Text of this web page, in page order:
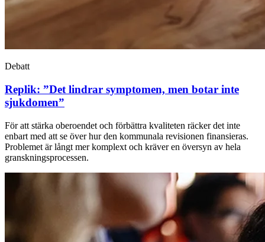
Debatt
Replik: ”Det lindrar symptomen, men botar inte
sjukdomen”
För att stärka oberoendet och förbättra kvaliteten räcker det inte
enbart med att se över hur den kommunala revisionen finansieras.
Problemet är långt mer komplext och kräver en översyn av hela
granskningsprocessen.